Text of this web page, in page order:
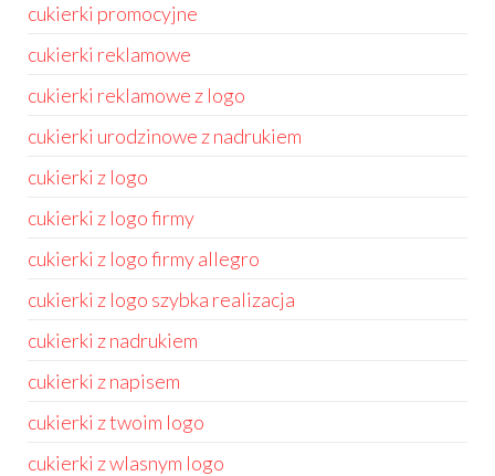
cukierki promocyjne
cukierki reklamowe
cukierki reklamowe z logo
cukierki urodzinowe z nadrukiem
cukierki z logo
cukierki z logo firmy
cukierki z logo firmy allegro
cukierki z logo szybka realizacja
cukierki z nadrukiem
cukierki z napisem
cukierki z twoim logo
cukierki z wlasnym logo